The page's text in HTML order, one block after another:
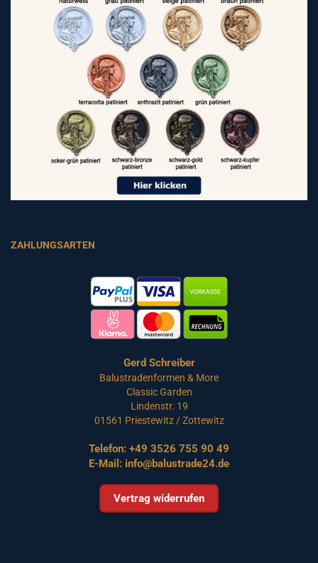
ZAHLUNGSARTEN
Gerd Schreiber
Balustradenformen & More
Classic Garden
Lindenstr. 19
01561 Priestewitz / Zottewitz
Telefon: +49 3526 755 90 49
E-Mail: info@balustrade24.de
Vertrag widerrufen